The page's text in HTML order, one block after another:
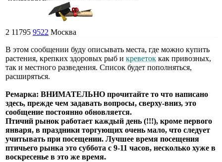
2 11795 9522 Москва
В этом сообщении буду описывать места, где можно купить
растения, крепких здоровых рыб и креветок как привозных,
так и местного разведения. Список будет пополняться,
расширяться.
Ремарка: ВНИМАТЕЛЬНО прочитайте то что написано
здесь, прежде чем задавать вопросы, сверху-вниз, это
сообщение постоянно обновляется.
Птичий рынок работает каждый день (!!!), кроме первого
января, в праздники торгующих очень мало, что следует
учитывать при посещении. Лучшее время посещения
птичьего рынка это суббота с 9-11 часов, несколько хуже в
воскресенье в это же время.